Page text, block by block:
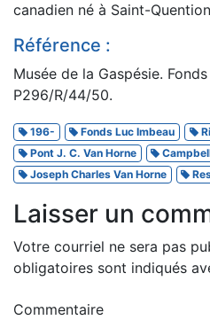
canadien né à Saint-
Référence :
Musée de la Gaspésie.
P296/R/44/50.
196- Fonds Luc Imbeau
Pont J. C. Van Horne
Joseph Charles Van Horne
Laisser un
Votre courriel ne sera pas
obligatoires sont indiqués
Commentaire